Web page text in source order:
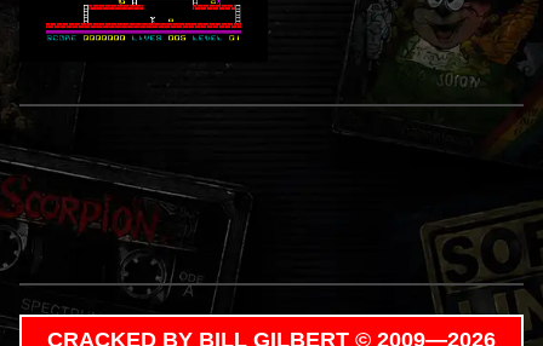
CRACKED BY BILL GILBERT © 2009—2026